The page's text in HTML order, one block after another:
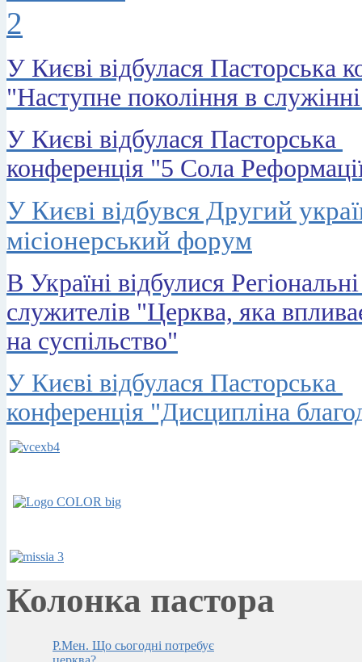
У Києві відбулася Пасторська
"Наступне покоління в
У Києві відбулася Пасторська
конференція "5 Сола
У Києві відбувся Другий
місіонерський форум
В Україні відбулися
служителів "Церква, яка
на суспільство"
У Києві відбулася Пасторська
конференція "Дисципліна
Колонка пастора
Р.Мен. Що сьогодні потребує